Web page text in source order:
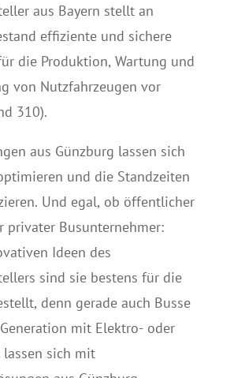
aus Bayern stellt an
effiziente und sichere
die Produktion, Wartung und
von Nutzfahrzeugen vor
310).
aus Günzburg lassen sich
und die Standzeiten
Und egal, ob öffentlicher
privater Busunternehmer:
Ideen des
sind sie bestens für die
denn gerade auch Busse
mit Elektro- oder
sich mit